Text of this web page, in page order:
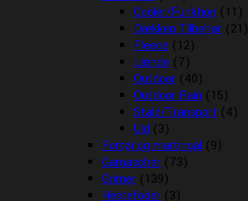
Cooler/Funktion (11)
Dækken Tilbehør (21)
Fleece (12)
Lænde (7)
Outdoor (40)
Outdoor Rain (15)
Stald/Transport (4)
Uld (3)
Fortøj og martingal (9)
Gamascher (73)
Grimer (139)
Hestefoder (3)